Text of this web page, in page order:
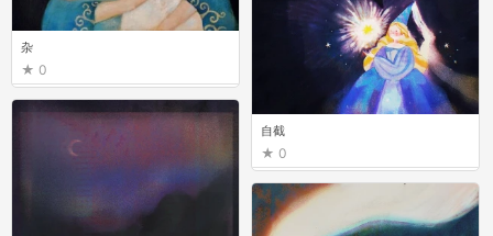
杂
0
自截
0